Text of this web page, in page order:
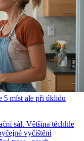
5 míst ale při úklidu
sál. Většina těchhle
vyčištění